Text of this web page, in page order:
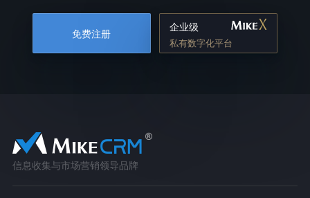
免费注册
企业级
私有数字化平台
信息收集与市场营销领导品牌